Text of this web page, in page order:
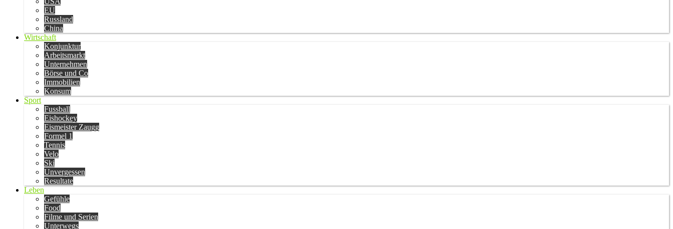
EU
Russland
China
Wirtschaft
Konjunktur
Arbeitsmarkt
Unternehmen
Börse und Co
Immobilien
Konsum
Sport
Fussball
Eishockey
Eismeister Zaugg
Formel 1
Tennis
Velo
Ski
Unvergessen
Resultate
Leben
Gefühle
Food
Filme und Serien
Unterwegs